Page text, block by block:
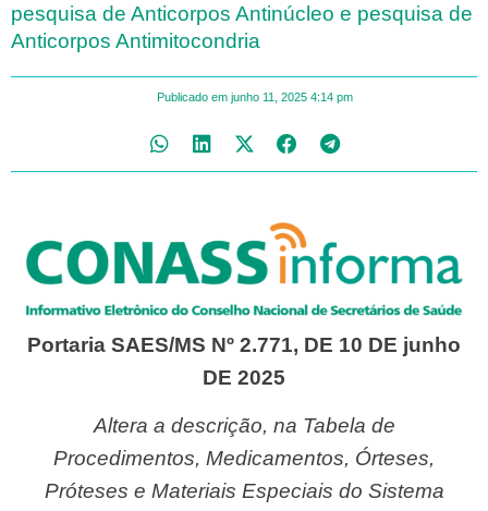
pesquisa de Anticorpos Antinúcleo e pesquisa de
Anticorpos Antimitocondria
Publicado em junho 11, 2025 4:14 pm
Portaria SAES/MS Nº 2.771, DE 10 DE junho
DE 2025
Altera a descrição, na Tabela de
Procedimentos, Medicamentos, Órteses,
Próteses e Materiais Especiais do Sistema